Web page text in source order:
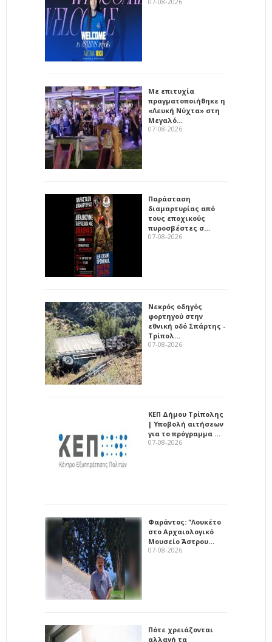
Με επιτυχία
πραγματοποιήθηκε η
«Λευκή Νύχτα» στη
Μεγαλό…
07-08-2026
Παράσταση
διαμαρτυρίας από
τους εποχικούς
πυροσβέστες σ…
07-08-2026
Νεκρός οδηγός
φορτηγού στην
εθνική οδό Σπάρτης -
Τρίπολ…
07-08-2026
ΚΕΠ Δήμου Τρίπολης
| Υποβολή αιτήσεων
για το πρόγραμμα …
07-08-2026
Φαράντος: "Λουκέτο
στο Αρχαιολογικό
Μουσείο Άστρου…
07-08-2026
Πότε χρειάζονται
αλλαγή τα